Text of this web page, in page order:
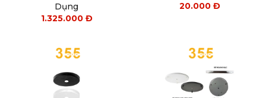
Dụng
1.325.000 Đ
20.000 Đ